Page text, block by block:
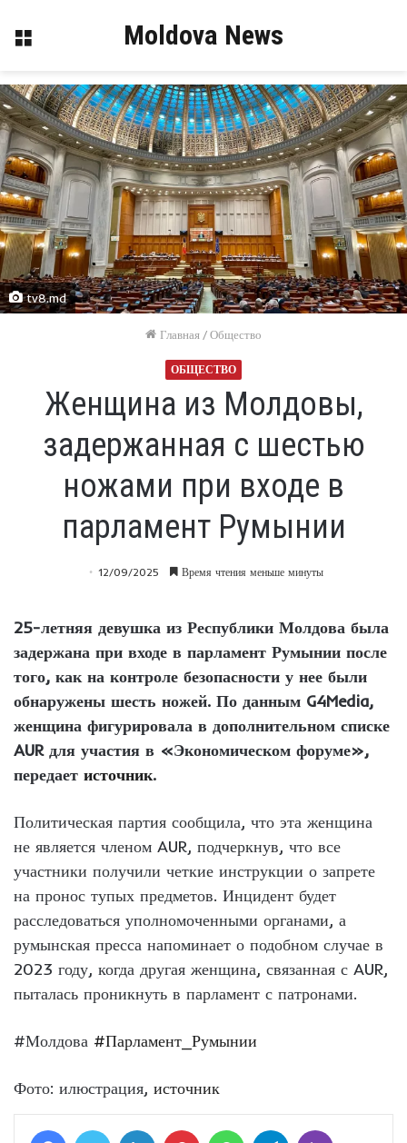
Меню Moldova News
tv8.md
Главная /Общество
ОБЩЕСТВО
Женщина из Молдовы,
задержанная с шестью
ножами при входе в
парламент Румынии
12/09/2025 Время чтения меньше минуты
25-летняя девушка из Республики Молдова была
задержана при входе в парламент Румынии после
того, как на контроле безопасности у нее были
обнаружены шесть ножей. По данным G4Media,
женщина фигурировала в дополнительном списке
AUR для участия в «Экономическом форуме»,
передает источник.
Политическая партия сообщила, что эта женщина
не является членом AUR, подчеркнув, что все
участники получили четкие инструкции о запрете
на пронос тупых предметов. Инцидент будет
расследоваться уполномоченными органами, а
румынская пресса напоминает о подобном случае в
2023 году, когда другая женщина, связанная с AUR,
пыталась проникнуть в парламент с патронами.
#Молдова #Парламент_Румынии
Фото: илюстрация, источник
FacebookTwitter LinkedIn Pinterest WhatsAppTelegram